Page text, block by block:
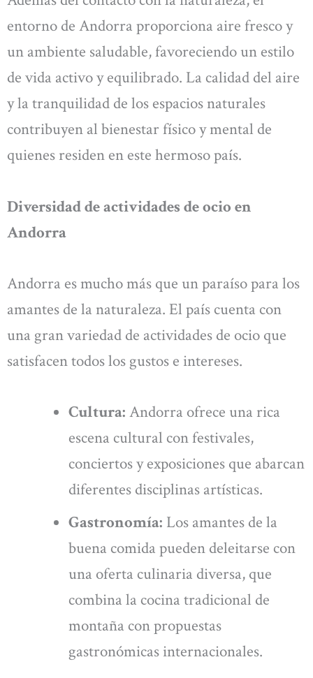
entorno de Andorra proporciona aire fresco y
un ambiente saludable, favoreciendo un estilo
de vida activo y equilibrado. La calidad del aire
y la tranquilidad de los espacios naturales
contribuyen al bienestar físico y mental de
quienes residen en este hermoso país.
Diversidad de actividades de ocio en
Andorra
Andorra es mucho más que un paraíso para los
amantes de la naturaleza. El país cuenta con
una gran variedad de actividades de ocio que
satisfacen todos los gustos e intereses.
Cultura: Andorra ofrece una rica
escena cultural con festivales,
conciertos y exposiciones que abarcan
diferentes disciplinas artísticas.
Gastronomía: Los amantes de la
buena comida pueden deleitarse con
una oferta culinaria diversa, que
combina la cocina tradicional de
montaña con propuestas
gastronómicas internacionales.